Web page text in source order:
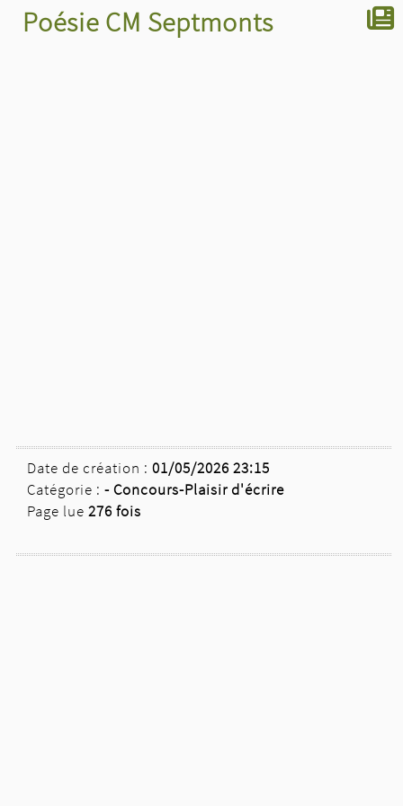
Poésie CM Septmonts
Date de création : 01/05/2026 23:15
Catégorie : -Concours-Plaisir d'écrire
Page lue 276 fois